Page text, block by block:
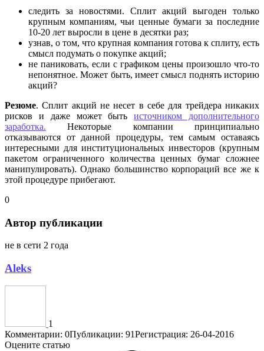
следить за новостями. Сплит акций выгоден только
крупным компаниям, чьи ценные бумаги за последние
10-20 лет выросли в цене в десятки раз;
узнав, о том, что крупная компания готова к сплиту, есть
смысл подумать о покупке акций;
не паниковать, если с графиком цены произошло что-то
непонятное. Может быть, имеет смысл поднять историю
акций?
Резюме. Сплит акций не несет в себе для трейдера никаких
рисков и даже может бытьисточником дополнительного
заработка. Некоторые компании принципиально
отказываются от данной процедуры, тем самым оставаясь
интересными для институциональных инвесторов (крупным
пакетом ограниченного количества ценных бумаг сложнее
манипулировать). Однако большинство корпораций все же к
этой процедуре прибегают.
0
Автор публикации
не в сети 2 года
Aleks
1
Комментарии: 0Публикации: 91Регистрация: 26-04-2016
Оцените статью